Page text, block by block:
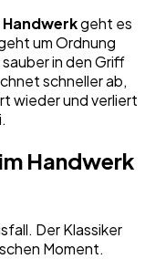
geht es
um Ordnung
in den Griff
schneller ab,
wieder und verliert
Handwerk
Der Klassiker
Moment.